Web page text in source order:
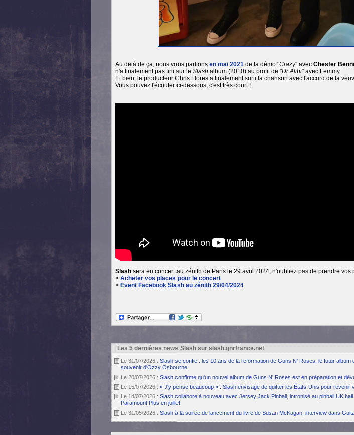
Au delà de ça, nous vous parlions en mai 2021 de la démo "Crazy" avec Chester
n'a finalement pas fini sur le Slash album (2010) au profit de "Dr Alibi" avec Lemmy.
Et bien, le producteur Chris Flores a finalement sorti la chanson avec l'accord de la
Vous pouvez l'écouter ci-dessous, c'est très court !
Slash sera en concert au zénith de Paris le 29 avril 2024, n'oubliez pas de prendre
> Acheter vos places pour le concert
> Event Facebook Slash au zénith 29/04/2024
Les 5 dernières news Slash sur slash.gnrfrance.net
Le 31/07/2026 : Slash se confie : les 10 ans de la reformation de Guns N' Roses, le futur
souvenir d'Ozzy Osbourne
Le 20/07/2026 : Slash confirme qu'un nouvel album de Guns N' Roses est en préparation et
Le 15/07/2026 : « J'y pense beaucoup » : Slash envisage de quitter les États-Unis pour revenir
Le 14/07/2026 : Slash collabore à nouveau avec Jersey Jack Pinball, intronisé au pinball UK
Paramount Plus en juillet
Le 31/05/2026 : Slash à la soirée de lancement du livre de Susan McKagan, interview dans